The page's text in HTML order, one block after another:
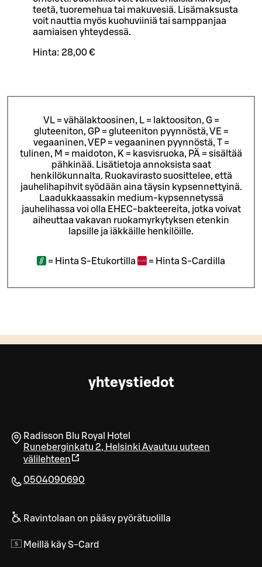
teetä, tuoremehua tai makuvesiä. Lisämaksusta
voit nauttia myös kuohuviiniä tai samppanjaa
aamiaisen yhteydessä.
Hinta: 28,00 €
VL = vähälaktoosinen, L = laktoositon, G =
gluteeniton, GP = gluteeniton pyynnöstä, VE =
vegaaninen, VEP = vegaaninen pyynnöstä, T =
tulinen, M = maidoton, K = kasvisruoka, PÄ = sisältää
pähkinää. Lisätietoja annoksista saat
henkilökunnalta. Ruokavirasto suosittelee, että
jauhelihapihvit syödään aina täysin kypsennettyinä.
Laadukkaassakin medium-kypsennetyssä
jauhelihassa voi olla EHEC-bakteereita, jotka voivat
aiheuttaa vakavan ruokamyrkytyksen etenkin
lapsille ja iäkkäille henkilöille.
= Hinta S-Etukortilla = Hinta S-Cardilla
yhteystiedot
Radisson Blu Royal Hotel
Runeberginkatu 2, Helsinki Avautuu uuteen
välilehteen
0504090690
Ravintolaan on pääsy pyörätuolilla
Meillä käy S-Card